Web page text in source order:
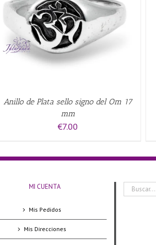
Anillo de Plata sello signo del Om 17
mm
€7.00
AÑADIR AL CARRITO / QUICK VIEW
MI CUENTA
Mis Pedidos
Mis Direcciones
Buscar: